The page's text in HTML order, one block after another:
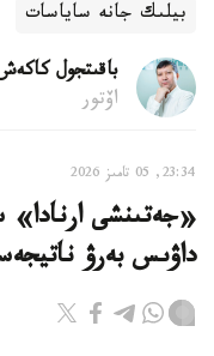
بيلىك جانە ساياسات
باقىتجول
اۆتور
23:34, 05 تامىز 2026
«جەتىنشى ارنادا»
داۋىس بەرۋ